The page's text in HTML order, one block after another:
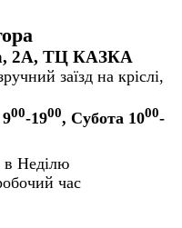
2А, ТЦ КАЗКА
заїзд на кріслі,
00-1900, Субота 1000-
в Неділю
час